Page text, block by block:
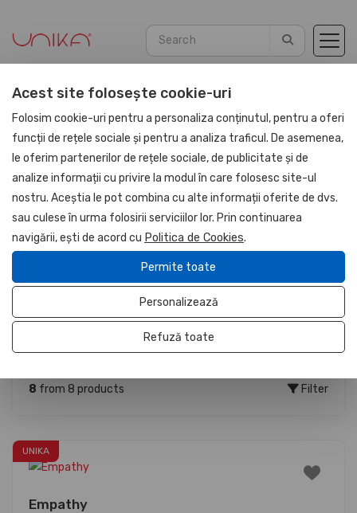
Home Corporate gift sets March 1st and 8th
Corporate gift sets
March 1st and 8th
Genuine Leather Gifts
PU Leather Gifts
March 1st and 8th
8 from 8 products Filter
UNIKA
Empathy
Acest site folosește cookie-uri
Folosim cookie-uri pentru a personaliza conținutul, pentru a oferi
funcții de rețele sociale și pentru a analiza traficul. De asemenea,
le oferim partenerilor de rețele sociale, de publicitate și de
analize informații cu privire la modul în care folosesc site-ul
nostru. Aceștia le pot combina cu alte informații oferite de dvs.
sau culese în urma folosirii serviciilor lor. Prin continuarea
navigării, ești de acord cu Politica de Cookies.
Permite toate
Personalizează
Refuză toate